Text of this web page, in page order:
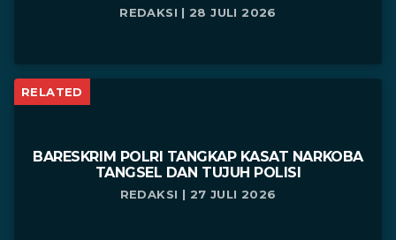
REDAKSI | 28 JULI 2026
RELATED
BARESKRIM POLRI TANGKAP KASAT NARKOBA
TANGSEL DAN TUJUH POLISI
REDAKSI | 27 JULI 2026